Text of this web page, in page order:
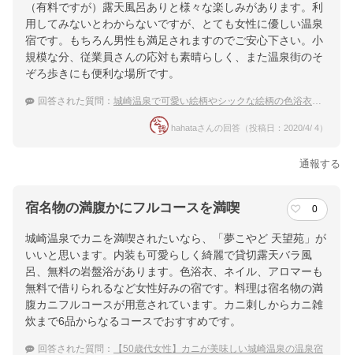
（有料ですが）露天風呂ありと様々な楽しみがあります。利
用してみないとわからないですが、とても女性に優しい温泉
宿です。もちろん男性も満足されますのでご安心下さい。小
規模な分、従業員さんの応対も素晴らしく、また温泉街のそ
ぞろ歩きにも便利な場所です。
回答された質問： 城崎温泉で可愛い絵柄やシックな絵柄の色浴衣のある宿
hahataさんの回答（投稿日：2020/4/ 4）
通報する
宿名物の満腹かにフルコースを満喫 0
城崎温泉でカニを満喫されたいなら、「夢こやど 天望苑」が
いいと思います。内装も可愛らしく綺麗で貸切露天バラ風
呂、無料の岩盤浴があります。色浴衣、ネイル、アロマーも
無料で借りられるなど女性好みの宿です。料理は宿名物の満
腹カニフルコースが用意されています。カニ刺しからカニ雑
炊まで6品からなるコースでおすすめです。
回答された質問： 【50歳代女性】カニが美味しい城崎温泉の温泉宿